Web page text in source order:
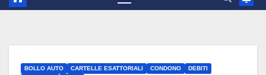
BOLLO AUTO CARTELLE ESATTORIALI CONDONO
DEBITI